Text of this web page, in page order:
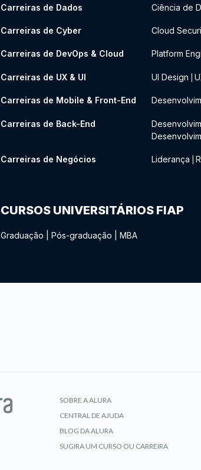
Carreiras de Dados Ciência de
Carreiras de Cyber Cloud
Carreiras de DevOps & Cloud Platform
Carreiras de UX & UI UI Design
Carreiras de Mobile & Front-End
Carreiras de Back-End
Carreiras de Negócios Liderança
CURSOS UNIVERSITÁRIOS FIAP
Graduação Pós-graduação MBA
SOBRE A ALURA
CENTRAL DE AJUDA
BLOG DA ALURA
SUGIRA UM CURSO OU CARREIRA